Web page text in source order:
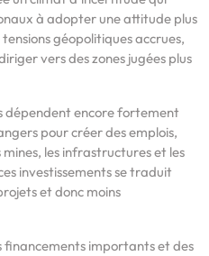
à adopter une attitude plus
géopolitiques accrues,
vers des zones jugées plus
dépendent encore fortement
pour créer des emplois,
les infrastructures et les
investissements se traduit
et donc moins
financements importants et des